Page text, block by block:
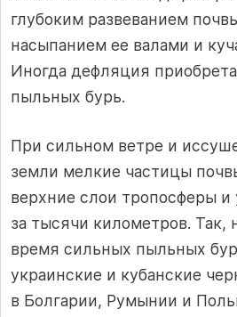
глубоким развеванием
насыпанием ее валами и
Иногда дефляция
пыльных бурь.
При сильном ветре и
земли мелкие частицы
верхние слои тропосферы и
за тысячи километров. Так,
время сильных пыльных
украинские и кубанские
в Болгарии, Румынии и